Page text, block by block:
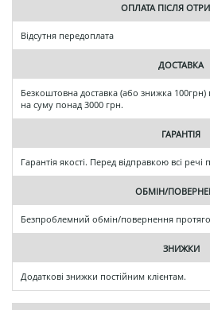
ОПЛАТА ПІСЛЯ
Відсутня передоплата
ДОСТАВКА
Безкоштовна доставка (або знижка 100грн)
на суму понад 3000 грн.
ГАРАНТІЯ
Гарантія якості. Перед відправкою всі
ОБМІН/
Безпроблемний обмін/повернення
ЗНИЖКИ
Додаткові знижки постійним клієнтам.